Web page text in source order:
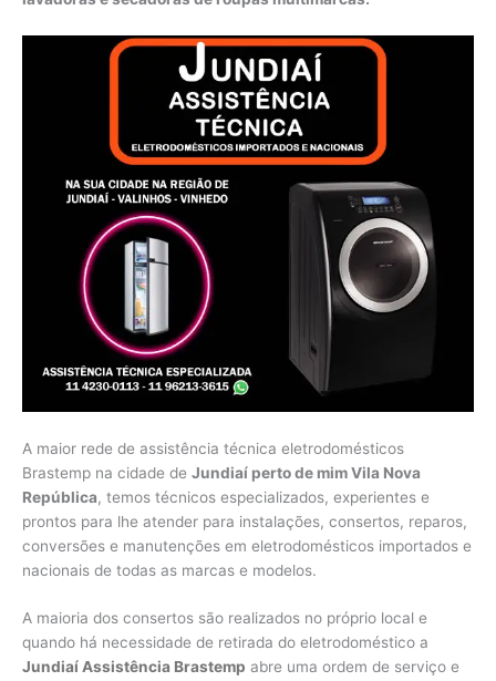
A maior rede de assistência técnica eletrodomésticos
Brastemp na cidade de Jundiaí perto de mim Vila Nova
República, temos técnicos especializados, experientes e
prontos para lhe atender para instalações, consertos, reparos,
conversões e manutenções em eletrodomésticos importados e
nacionais de todas as marcas e modelos.
A maioria dos consertos são realizados no próprio local e
quando há necessidade de retirada do eletrodoméstico a
Jundiaí Assistência Brastemp abre uma ordem de serviço e